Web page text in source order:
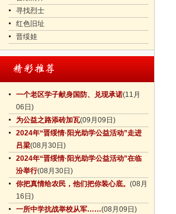
寻找烈士
红色旧址
晋绥娃
一个老区学子献身国防、兑现承诺(11月
06日)
为公益之路添砖加瓦(09月09日)
2024年“晋绥情·阳光助学公益活动”走进
吕梁(08月30日)
2024年“晋绥情·阳光助学公益活动”在临
汾举行(08月30日)
你把真情给农民，他们把你装心底。 (08月
16日)
一所中学抗战举校从军……(08月09日)